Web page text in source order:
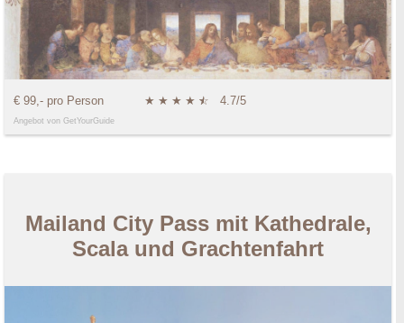
€ 99,- pro Person ★ ★ ★ ★ ★
☆ 4.7/5
Angebot von GetYourGuide
Mailand City Pass mit Kathedrale,
Scala und Grachtenfahrt